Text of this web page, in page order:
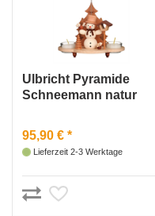
Ulbricht Pyramide
Schneemann natur
95,90 € *
Lieferzeit 2-3 Werktage